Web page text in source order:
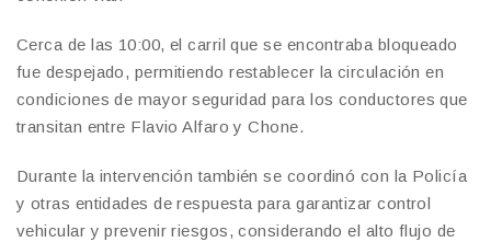
Cerca de las 10:00, el carril que se encontraba bloqueado
fue despejado, permitiendo restablecer la circulación en
condiciones de mayor seguridad para los conductores que
transitan entre Flavio Alfaro y Chone.
Durante la intervención también se coordinó con la Policía
y otras entidades de respuesta para garantizar control
vehicular y prevenir riesgos, considerando el alto flujo de